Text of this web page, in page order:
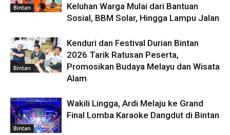
Bintan
Keluhan Warga Mulai dari Bantuan
Sosial, BBM Solar, Hingga Lampu Jalan
Bintan
Kenduri dan Festival Durian Bintan
2026 Tarik Ratusan Peserta,
Promosikan Budaya Melayu dan Wisata
Alam
Bintan
Wakili Lingga, Ardi Melaju ke Grand
Final Lomba Karaoke Dangdut di Bintan